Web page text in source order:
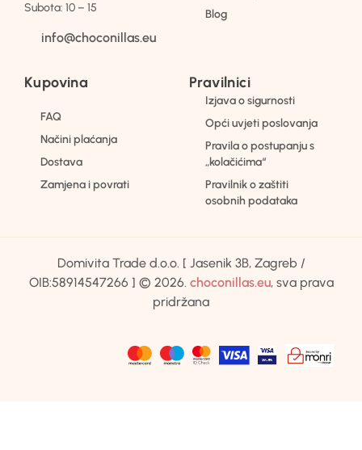
Subota: 10 – 15
info@choconillas.eu
Blog
Kupovina
FAQ
Načini plaćanja
Dostava
Zamjena i povrati
Pravilnici
Izjava o sigurnosti
Opći uvjeti poslovanja
Pravila o postupanju s
„kolačićima“
Pravilnik o zaštiti
osobnih podataka
Domivita Trade d.o.o. [ Jasenik 3B, Zagreb /
OIB:58914547266 ] © 2026. choconillas.eu, sva prava
pridržana